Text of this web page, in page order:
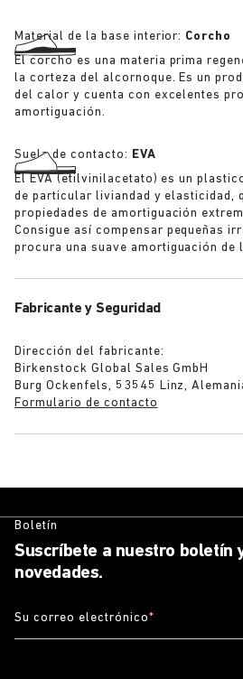
Material de la base interior: Corcho
El corcho es una materia prima
la corteza del alcornoque. Es un
del calor y cuenta con excelentes
amortiguación.
Suela de contacto: EVA
El EVA (etilvinilacetato) es un
de particular liviandad y elasticidad,
propiedades de amortiguación
Consigue así compensar pequeñas
procura una suave amortiguación de
Fabricante y Seguridad
Dirección del fabricante:
Birkenstock Global Sales GmbH
Burg Ockenfels, 53545 Linz,
Formulario de contacto
Boletín
Suscríbete a nuestro boletín
novedades.
Su correo electrónico*